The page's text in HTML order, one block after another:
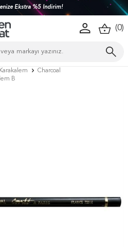
Ekstra %5 İndirim!
(0)
Karakalem
Charcoal
B